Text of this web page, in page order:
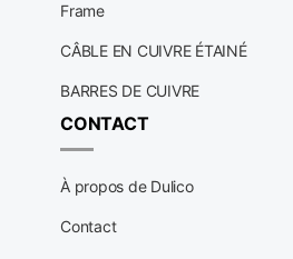
Frame
CÂBLE EN CUIVRE ÉTAINÉ
BARRES DE CUIVRE
CONTACT
À propos de Dulico
Contact